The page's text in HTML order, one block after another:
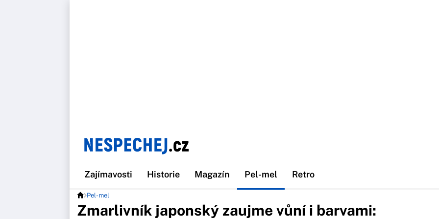
Zajímavosti Historie Magazín Pel-mel Retro
Pel-mel
Zmarlivník japonský zaujme vůní i barvami: